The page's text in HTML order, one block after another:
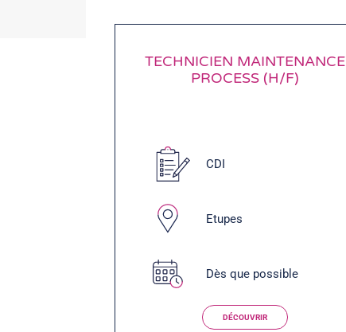
TECHNICIEN MAINTENANCE
PROCESS (H/F)
CDI
Etupes
Dès que possible
DÉCOUVRIR